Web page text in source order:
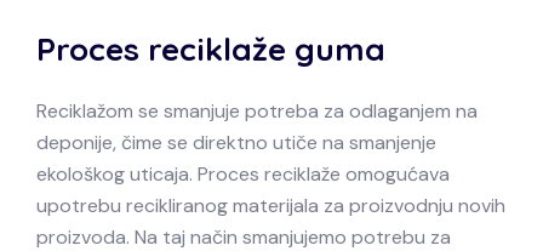
Proces reciklaže guma
Reciklažom se smanjuje potreba za odlaganjem na
deponije, čime se direktno utiče na smanjenje
ekološkog uticaja. Proces reciklaže omogućava
upotrebu recikliranog materijala za proizvodnju novih
proizvoda. Na taj način smanjujemo potrebu za